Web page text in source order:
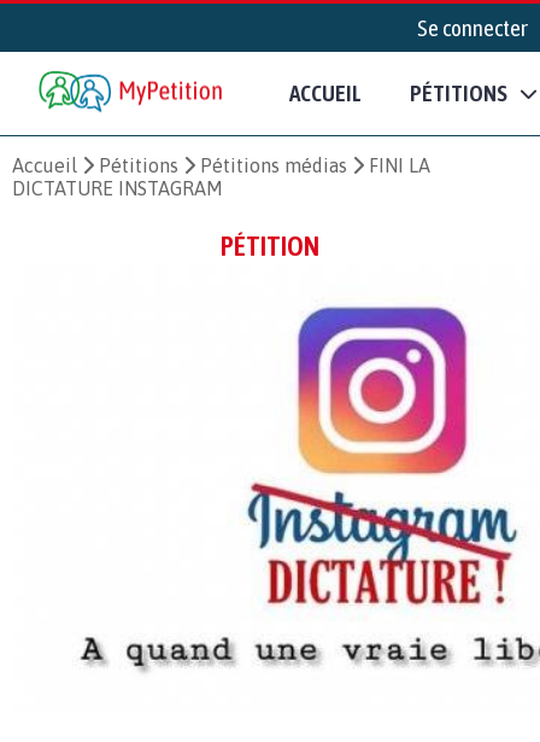
Se connecter
ACCUEIL PÉTITIONS
Accueil Pétitions Pétitions médias
FINI LA
DICTATURE INSTAGRAM
PÉTITION